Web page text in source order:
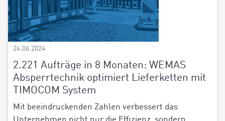
24.06.2024
2.221 Aufträge in 8 Monaten: WEMAS
Absperrtechnik optimiert Lieferketten mit
TIMOCOM System
Mit beeindruckenden Zahlen verbessert das